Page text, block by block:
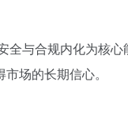
全与合规内化为核心
场的长期信心。